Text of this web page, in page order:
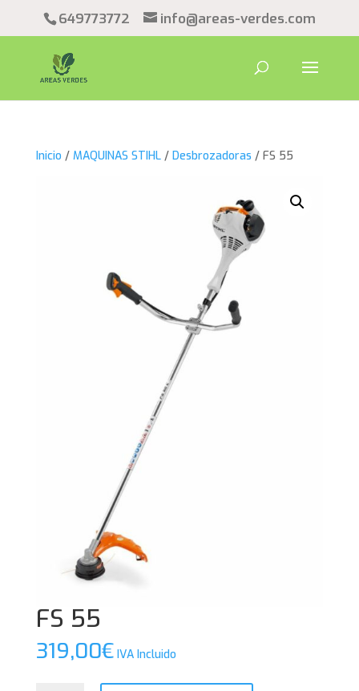
649773772 info@areas-verdes.com
Inicio / MAQUINAS STIHL/ Desbrozadoras / FS 55
FS 55
319,00€ IVA Incluido